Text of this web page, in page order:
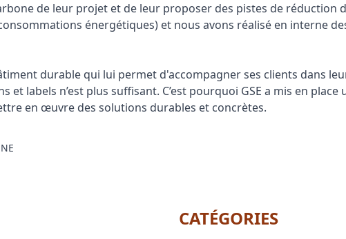
de leur projet et de leur proposer des pistes de réduction
énergétiques) et nous avons réalisé en interne
durable qui lui permet d'accompagner ses clients dans
et labels n’est plus suffisant. C’est pourquoi GSE a mis en
en œuvre des solutions durables et concrètes.
CATÉGORIES